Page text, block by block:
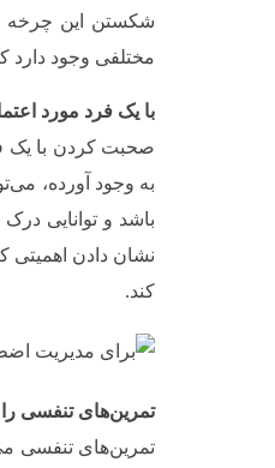
شکستن این چرخه
مختلفی وجود دارد
با یک فرد مورد
صحبت کردن با یک
به وجود آورده،
باشد و توانایی
نشان دادن
کند.
تمرین‌های تنفسی را
تمرین‌های تنفسی